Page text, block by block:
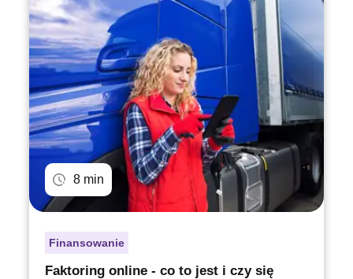
8 min
Finansowanie
Faktoring online - co to jest i czy się